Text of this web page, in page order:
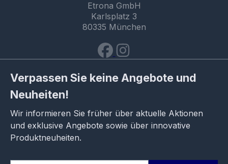
Etrona GmbH
Karlsplatz 3
80335 München
Verpassen Sie keine Angebote und
Neuheiten!
Wir informieren Sie früher über aktuelle Aktionen
und exklusive Angebote sowie über innovative
Produktneuheiten.